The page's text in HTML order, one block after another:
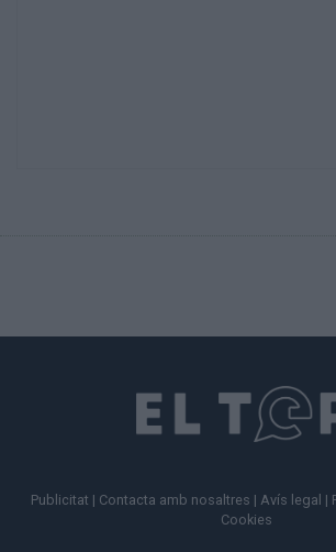
Publicitat | Contacta amb nosaltres | Avís legal |
Cookies